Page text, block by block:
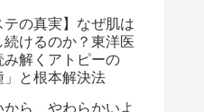
テの真実】なぜ肌は
続けるのか？東洋医
み解くアトピーの
」と根本解決法
から、やわらかいよ